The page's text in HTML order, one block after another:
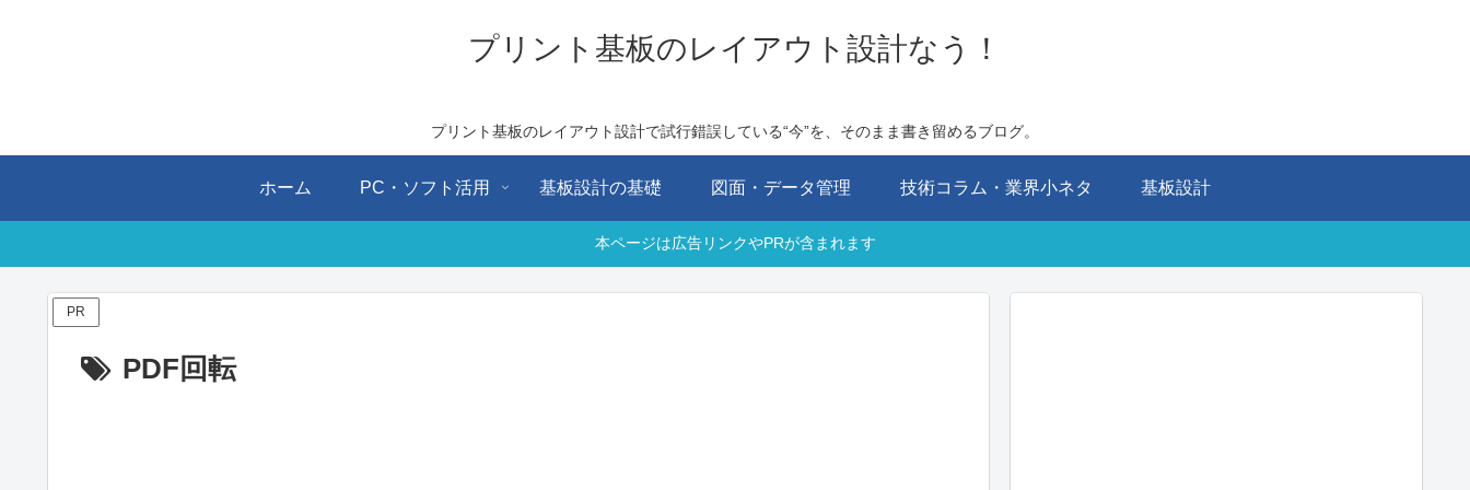
プリント基板のレイアウト設計なう！
プリント基板のレイアウト設計で試行錯誤している“今”を、そのまま書き留めるブログ。
ホーム PC・ソフト活用 基板設計の基礎 図面・データ管理 技術コラム・業界小ネタ 基板設計
本ページは広告リンクやPRが含まれます
PR
PDF回転